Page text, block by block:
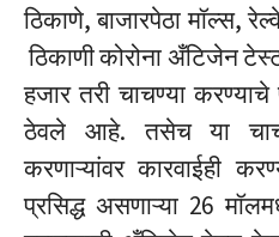
ठिकाणे, बाजारपेठा मॉल्स,
ठिकाणी कोरोना अँटिजेन
हजार तरी चाचण्या
ठेवले आहे. तसेच या
करणाऱ्यांवर कारवाईही
प्रसिद्ध असणाऱ्या 26